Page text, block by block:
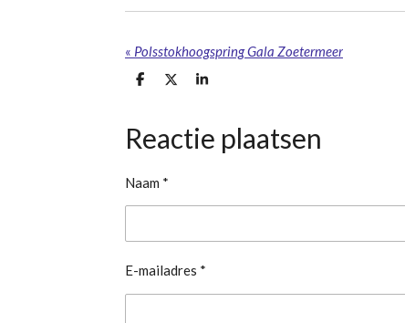
« Polsstokhoogspring Gala Zoetermeer
D
n
D
S
e
Reactie plaatsen
Naam *
E-mailadres *